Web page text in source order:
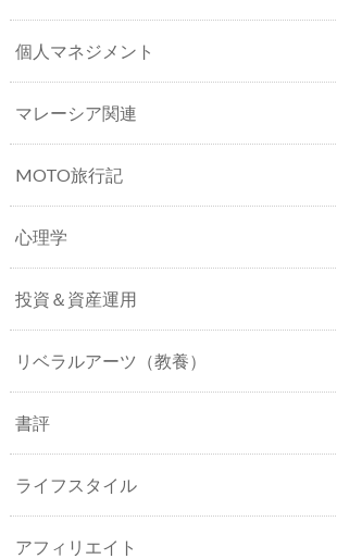
個人マネジメント
マレーシア関連
MOTO旅行記
心理学
投資＆資産運用
リベラルアーツ（教養）
書評
ライフスタイル
アフィリエイト